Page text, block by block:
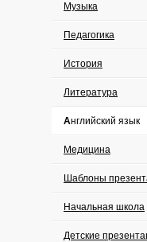
Музыка
Педагогика
История
Литература
Английский язык
Медицина
Шаблоны
Начальная школа
Детские